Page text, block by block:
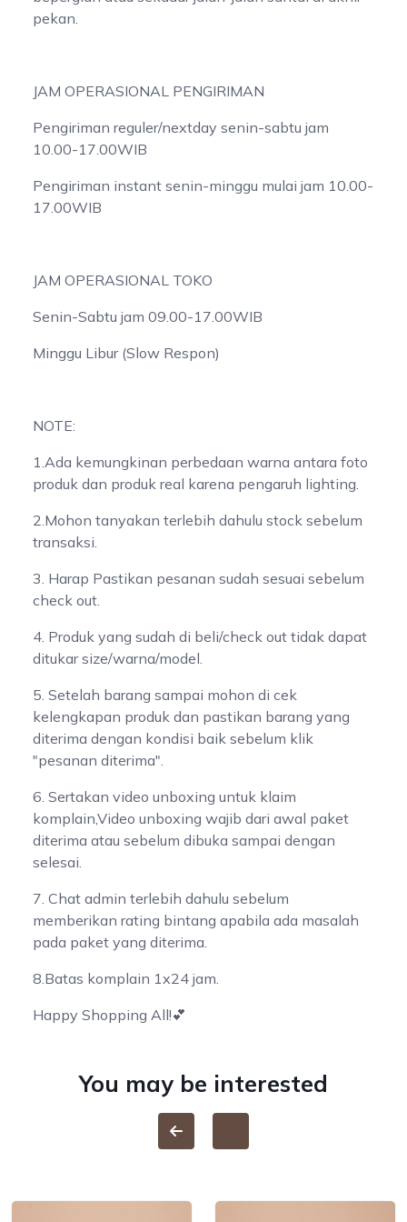
pekan.
JAM OPERASIONAL PENGIRIMAN
Pengiriman reguler/nextday senin-sabtu jam
10.00-17.00WIB
Pengiriman instant senin-minggu mulai jam 10.00-
17.00WIB
JAM OPERASIONAL TOKO
Senin-Sabtu jam 09.00-17.00WIB
Minggu Libur (Slow Respon)
NOTE:
1.Ada kemungkinan perbedaan warna antara foto
produk dan produk real karena pengaruh lighting.
2.Mohon tanyakan terlebih dahulu stock sebelum
transaksi.
3. Harap Pastikan pesanan sudah sesuai sebelum
check out.
4. Produk yang sudah di beli/check out tidak dapat
ditukar size/warna/model.
5. Setelah barang sampai mohon di cek
kelengkapan produk dan pastikan barang yang
diterima dengan kondisi baik sebelum klik
"pesanan diterima".
6. Sertakan video unboxing untuk klaim
komplain,Video unboxing wajib dari awal paket
diterima atau sebelum dibuka sampai dengan
selesai.
7. Chat admin terlebih dahulu sebelum
memberikan rating bintang apabila ada masalah
pada paket yang diterima.
8.Batas komplain 1x24 jam.
Happy Shopping All!💕
You may be interested